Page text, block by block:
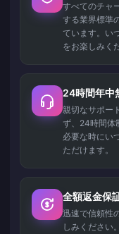
すべてのチャ
する業界標準
ています。い
をお楽しみく
24時間年中
親切なサポー
ず、24時間体
必要な時にい
ただけます。
全額返金保
迅速で信頼性
しみください